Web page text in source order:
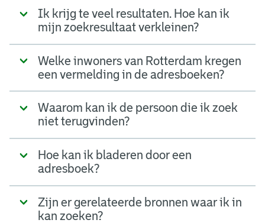
Ik krijg te veel resultaten. Hoe kan ik
mijn zoekresultaat verkleinen?
Welke inwoners van Rotterdam kregen
een vermelding in de adresboeken?
Waarom kan ik de persoon die ik zoek
niet terugvinden?
Hoe kan ik bladeren door een
adresboek?
Zijn er gerelateerde bronnen waar ik in
kan zoeken?